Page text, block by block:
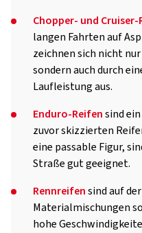
Chopper- und Cruiser-
langen Fahrten auf
zeichnen sich nicht
sondern auch durch
Laufleistung aus.
Enduro-Reifensind
zuvor skizzierten
eine passable Figur,
Straße gut geeignet.
Rennreifensind auf
Materialmischungen
hohe